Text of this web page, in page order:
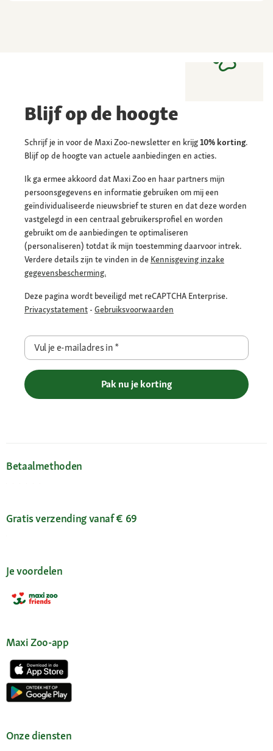
Blijf op de hoogte
Schrijf je in voor de Maxi Zoo-newsletter en krijg10% korting.
Blijf op de hoogte van actuele aanbiedingen en acties.
Ik ga ermee akkoord dat Maxi Zoo en haar partners mijn
persoonsgegevens en informatie gebruiken om mij een
geïndividualiseerde nieuwsbrief te sturen en dat deze worden
vastgelegd in een centraal gebruikersprofiel en worden
gebruikt om de aanbiedingen te optimaliseren
(personaliseren) totdat ik mijn toestemming daarvoor intrek.
Verdere details zijn te vinden in de Kennisgeving inzake
gegevensbescherming.
Deze pagina wordt beveiligd met reCAPTCHA Enterprise.
Privacystatement - Gebruiksvoorwaarden
Vul je e-mailadres in*
Pak nu je korting
Betaalmethoden
Gratis verzending vanaf € 69
Je voordelen
Maxi Zoo-app
Onze diensten